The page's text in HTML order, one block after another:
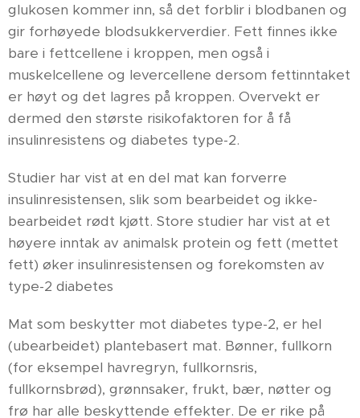
glukosen kommer inn, så det forblir i blodbanen og
gir forhøyede blodsukkerverdier. Fett finnes ikke
bare i fettcellene i kroppen, men også i
muskelcellene og levercellene dersom fettinntaket
er høyt og det lagres på kroppen. Overvekt er
dermed den største risikofaktoren for å få
insulinresistens og diabetes type-2.
Studier har vist at en del mat kan forverre
insulinresistensen, slik som bearbeidet og ikke-
bearbeidet rødt kjøtt. Store studier har vist at et
høyere inntak av animalsk protein og fett (mettet
fett) øker insulinresistensen og forekomsten av
type-2 diabetes
Mat som beskytter mot diabetes type-2, er hel
(ubearbeidet) plantebasert mat. Bønner, fullkorn
(for eksempel havregryn, fullkornsris,
fullkornsbrød), grønnsaker, frukt, bær, nøtter og
frø har alle beskyttende effekter. De er rike på